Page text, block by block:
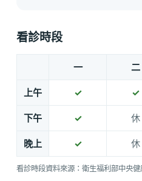
看診時段
一 二
上午 ✓ ✓
下午 ✓ 休
晚上 ✓ 休
看診時段資料來源：衛生福利部中央